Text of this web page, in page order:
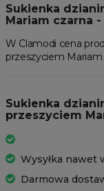
Sukienka
Mariam czarna -
W Clamodi cena
przeszyciem Mariam
Sukienka
przeszyciem
Wysyłka nawet
Darmowa